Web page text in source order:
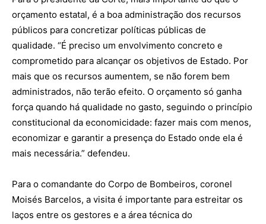
orçamento estatal, é a boa administração dos recursos
públicos para concretizar políticas públicas de
qualidade. “É preciso um envolvimento concreto e
comprometido para alcançar os objetivos de Estado. Por
mais que os recursos aumentem, se não forem bem
administrados, não terão efeito. O orçamento só ganha
força quando há qualidade no gasto, seguindo o princípio
constitucional da economicidade: fazer mais com menos,
economizar e garantir a presença do Estado onde ela é
mais necessária.” defendeu.
Para o comandante do Corpo de Bombeiros, coronel
Moisés Barcelos, a visita é importante para estreitar os
laços entre os gestores e a área técnica do